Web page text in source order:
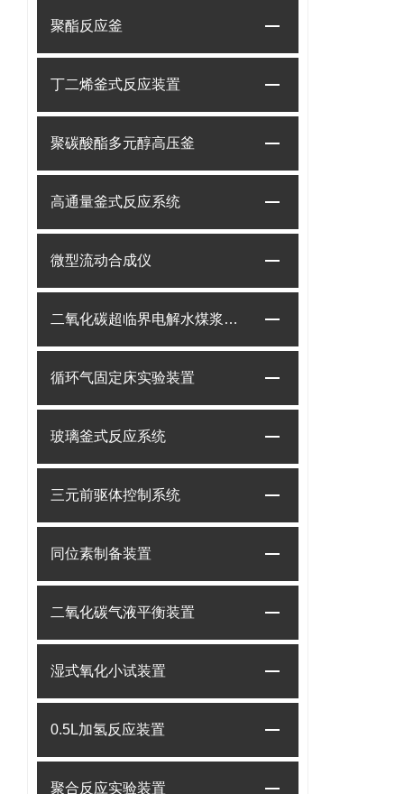
聚酯反应釜
丁二烯釜式反应装置
聚碳酸酯多元醇高压釜
高通量釜式反应系统
微型流动合成仪
二氧化碳超临界电解水煤浆制甲烷装置
循环气固定床实验装置
玻璃釜式反应系统
三元前驱体控制系统
同位素制备装置
二氧化碳气液平衡装置
湿式氧化小试装置
0.5L加氢反应装置
聚合反应实验装置